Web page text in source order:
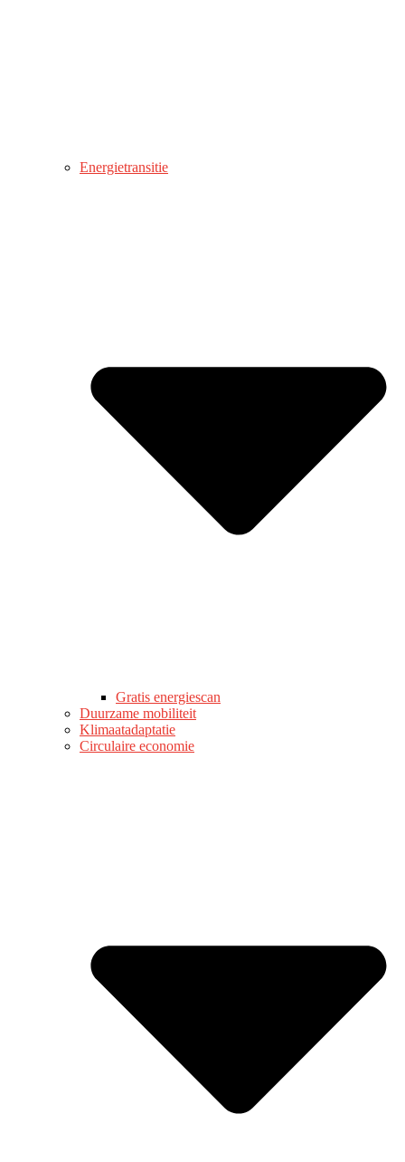
Energietransitie
Gratis energiescan
Duurzame mobiliteit
Klimaatadaptatie
Circulaire economie